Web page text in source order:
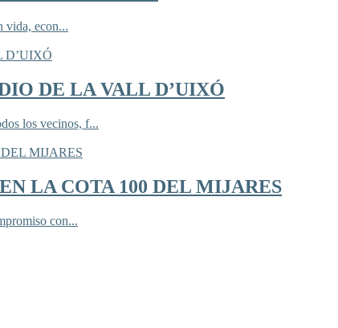
vida, econ...
DE LA VALL D’UIXÓ
los vecinos, f...
LA COTA 100 DEL MIJARES
con...